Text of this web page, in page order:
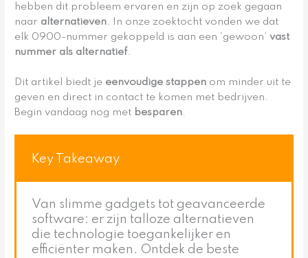
hebben dit probleem ervaren en zijn op zoek gegaan
naar alternatieven. In onze zoektocht vonden we dat
elk 0900-nummer gekoppeld is aan een ‘gewoon’vast
nummer als alternatief.
Dit artikel biedt je eenvoudige stappen om minder uit te
geven en direct in contact te komen met bedrijven.
Begin vandaag nog met besparen.
Key Takeaway
Van slimme gadgets tot geavanceerde
software: er zijn talloze alternatieven
die technologie toegankelijker en
efficiënter maken. Ontdek de beste